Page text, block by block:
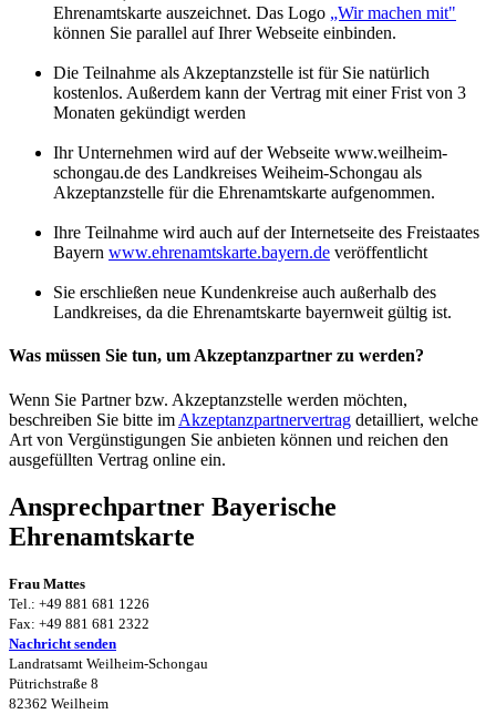
Ehrenamtskarte auszeichnet. Das Logo „Wir machen mit"
können Sie parallel auf Ihrer Webseite einbinden.
Die Teilnahme als Akzeptanzstelle ist für Sie natürlich
kostenlos. Außerdem kann der Vertrag mit einer Frist von 3
Monaten gekündigt werden
Ihr Unternehmen wird auf der Webseite www.weilheim-
schongau.de des Landkreises Weiheim-Schongau als
Akzeptanzstelle für die Ehrenamtskarte aufgenommen.
Ihre Teilnahme wird auch auf der Internetseite des Freistaates
Bayern www.ehrenamtskarte.bayern.de veröffentlicht
Sie erschließen neue Kundenkreise auch außerhalb des
Landkreises, da die Ehrenamtskarte bayernweit gültig ist.
Was müssen Sie tun, um Akzeptanzpartner zu werden?
Wenn Sie Partner bzw. Akzeptanzstelle werden möchten,
beschreiben Sie bitte im Akzeptanzpartnervertrag detailliert, welche
Art von Vergünstigungen Sie anbieten können und reichen den
ausgefüllten Vertrag online ein.
Ansprechpartner Bayerische
Ehrenamtskarte
Frau Mattes
Tel.: +49 881 681 1226
Fax: +49 881 681 2322
Nachricht senden
Landratsamt Weilheim-Schongau
Pütrichstraße 8
82362 Weilheim